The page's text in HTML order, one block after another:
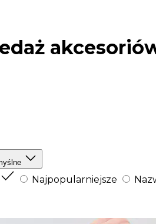
Najpopularniejsze